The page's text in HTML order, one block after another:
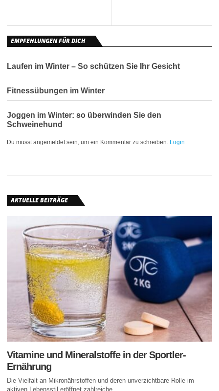
EMPFEHLUNGEN FÜR DICH
Laufen im Winter – So schützen Sie Ihr Gesicht
Fitnessübungen im Winter
Joggen im Winter: so überwinden Sie den
Schweinehund
Du musst angemeldet sein, um ein Kommentar zu schreiben. Login
AKTUELLE BEITRÄGE
Vitamine und Mineralstoffe in der Sportler-
Ernährung
Die Vielfalt an Mikronährstoffen und deren unverzichtbare Rolle im
aktiven Lebensstil eröffnet zahlreiche...